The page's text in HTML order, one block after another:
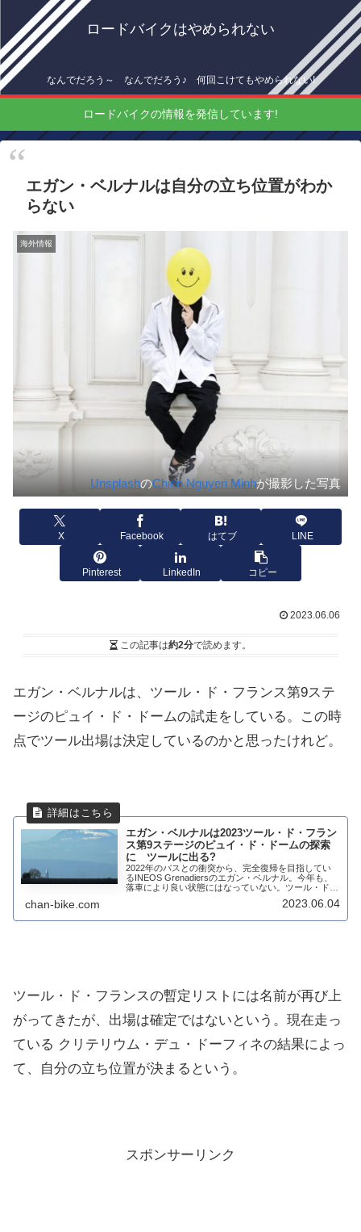
ロードバイクはやめられない
なんでだろう～ なんでだろう♪ 何回こけてもやめられない!
ロードバイクの情報を発信しています!
エガン・ベルナルは自分の立ち位置がわか
らない
海外情報
UnsplashのChien Nguyen Minhが撮影した写真
X Facebook はてブ LINE
Pinterest LinkedIn コピー
2023.06.06
この記事は約2分で読めます。
エガン・ベルナルは、ツール・ド・フランス第9ステ
ージのピュイ・ド・ドームの試走をしている。この時
点でツール出場は決定しているのかと思ったけれど。
エガン・ベルナルは2023ツール・ド・フラン
ス第9ステージのピュイ・ド・ドームの探索
に ツールに出る?
2022年のバスとの衝突から、完全復帰を目指してい
るINEOS Grenadiersのエガン・ベルナル。今年も、
落車により良い状態にはなっていない。ツール・ド・
chan-bike.com 2023.06.04
ツール・ド・フランスの暫定リストには名前が再び上
がってきたが、出場は確定ではないという。現在走っ
ている クリテリウム・デュ・ドーフィネの結果によっ
て、自分の立ち位置が決まるという。
スポンサーリンク